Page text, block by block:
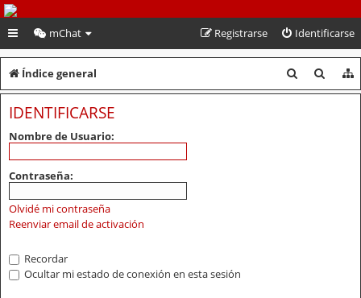
PeruVoley.com
mChat Identificarse
Registrarse
Índice general
u
u
IDENTIFICARSE
Nombre de Usuario:
Contraseña:
Olvidé mi contraseña
Reenviar email de activación
Recordar
Ocultar mi estado de conexión en esta sesión